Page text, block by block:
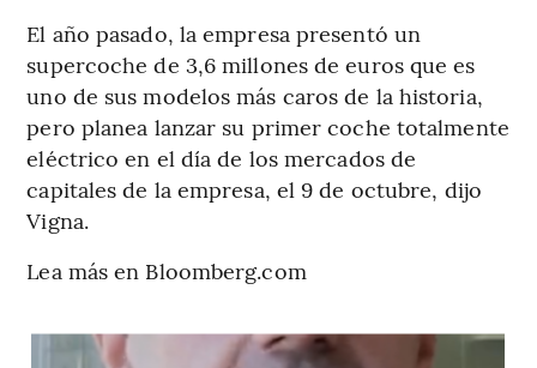
El año pasado, la empresa presentó un
supercoche de 3,6 millones de euros que es
uno de sus modelos más caros de la historia,
pero planea lanzar su primer coche totalmente
eléctrico en el día de los mercados de
capitales de la empresa, el 9 de octubre, dijo
Vigna.
Lea más en Bloomberg.com